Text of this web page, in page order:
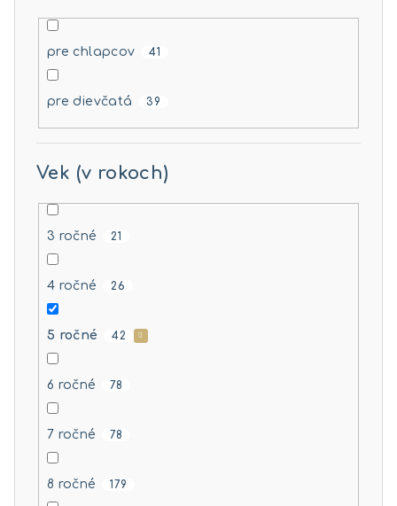
pre chlapcov 41
pre dievčatá 39
Vek (v rokoch)
3 ročné 21
4 ročné 26
5 ročné 42
6 ročné 78
7 ročné 78
8 ročné 179